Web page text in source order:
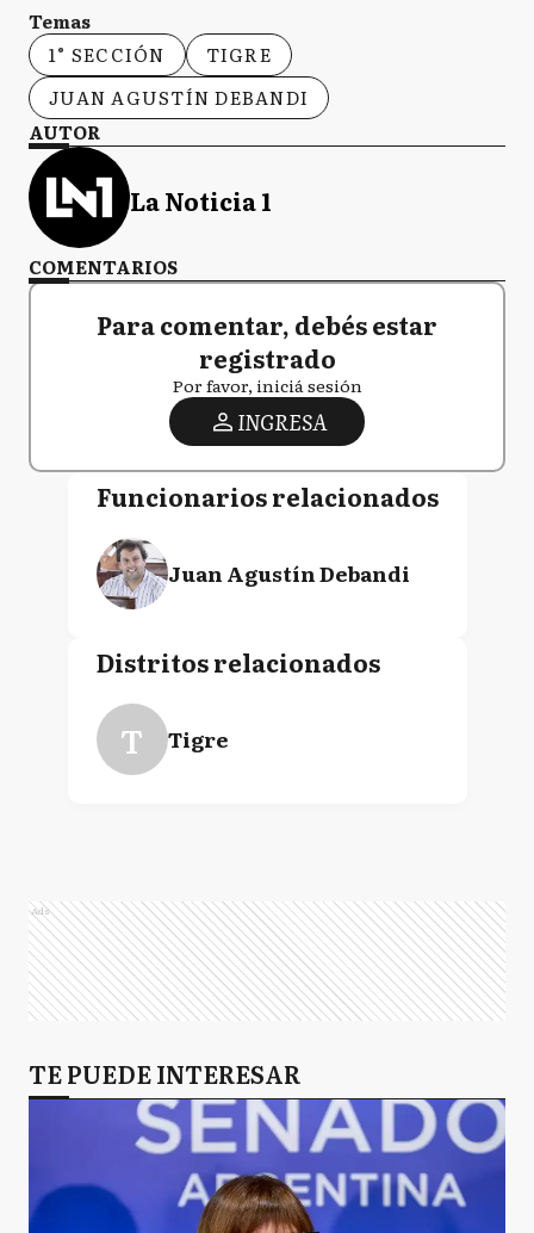
Temas
1° SECCIÓN
TIGRE
JUAN AGUSTÍN DEBANDI
AUTOR
La Noticia 1
COMENTARIOS
Para comentar, debés estar
registrado
Por favor, iniciá sesión
INGRESA
Funcionarios relacionados
Juan Agustín Debandi
Distritos relacionados
T Tigre
Ads
TE PUEDE INTERESAR